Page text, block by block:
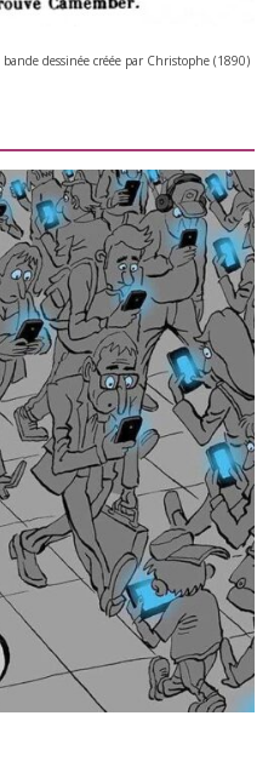
bande des­si­née créée par Christophe (1890)